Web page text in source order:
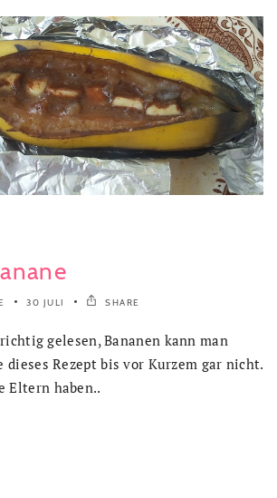
30 JULI SHARE
gelesen, Bananen kann man
Rezept bis vor Kurzem gar nicht.
Eltern haben..